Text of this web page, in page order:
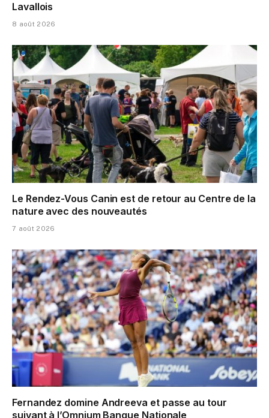
Lavallois
8 août 2026
Le Rendez-Vous Canin est de retour au Centre de la
nature avec des nouveautés
7 août 2026
Fernandez domine Andreeva et passe au tour
suivant à l’Omnium Banque Nationale